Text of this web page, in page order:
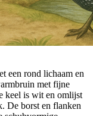
een rond lichaam en
met fijne
keel is wit en omlijst
De borst en flanken